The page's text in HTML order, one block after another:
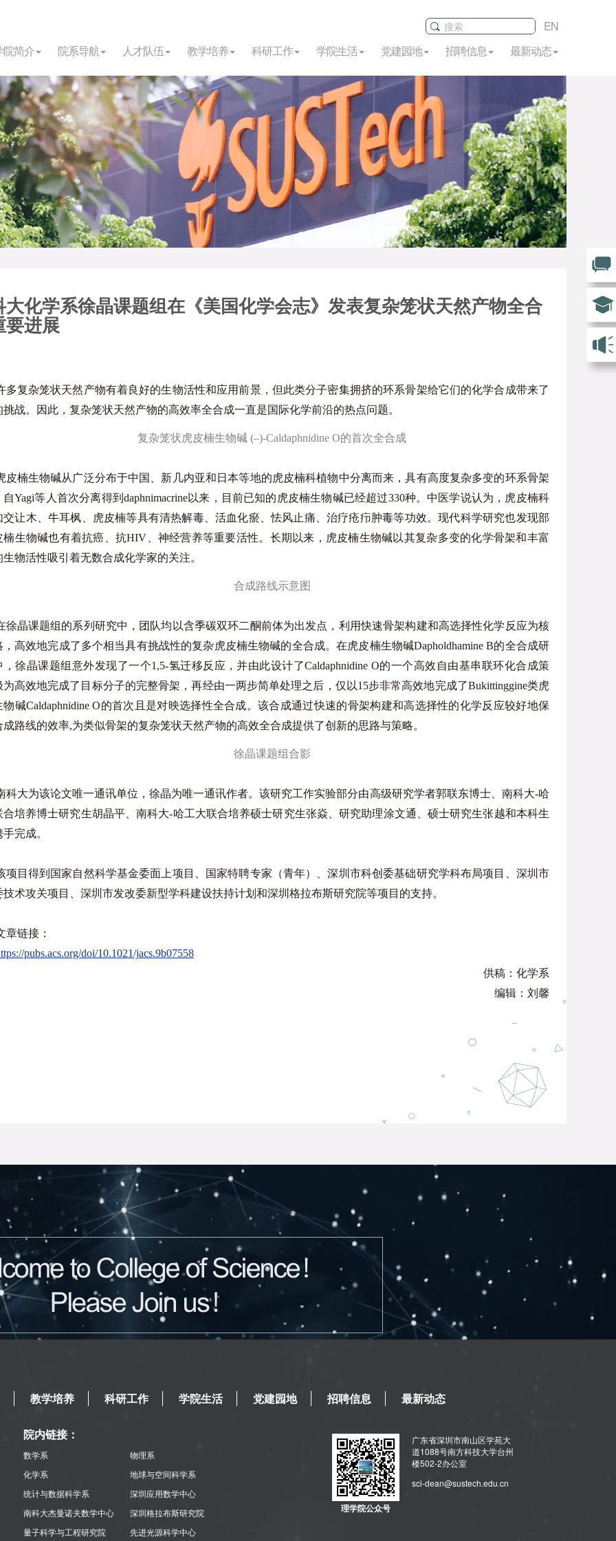
EN
院简介
院系导航 人才队伍 教学培养 科研工作 学院生活 党建园地 招聘信息 最新动态
大化学系徐晶课题组在《美国化学会志》发表复杂笼状天然产物全合
要进展
多复杂笼状天然产物有着良好的生物活性和应用前景，但此类分子密集拥挤的环系骨架给它们的化学合成带来了
挑战。因此，复杂笼状天然产物的高效率全合成一直是国际化学前沿的热点问题。
复杂笼状虎皮楠生物碱 (–)-Caldaphnidine O的首次全合成
皮楠生物碱从广泛分布于中国、新几内亚和日本等地的虎皮楠科植物中分离而来，具有高度复杂多变的环系骨架
自Yagi等人首次分离得到daphnimacrine以来，目前已知的虎皮楠生物碱已经超过330种。中医学说认为，虎皮楠科
交让木、牛耳枫、虎皮楠等具有清热解毒、活血化瘀、怯风止痛、治疗疮疖肿毒等功效。现代科学研究也发现部
楠生物碱也有着抗癌、抗HIV、神经营养等重要活性。长期以来，虎皮楠生物碱以其复杂多变的化学骨架和丰富
物活性吸引着无数合成化学家的关注。
合成路线示意图
徐晶课题组的系列研究中，团队均以含季碳双环二酮前体为出发点，利用快速骨架构建和高选择性化学反应为核
，高效地完成了多个相当具有挑战性的复杂虎皮楠生物碱的全合成。在虎皮楠生物碱Dapholdhamine B的全合成研
，徐晶课题组意外发现了一个1,5-氢迁移反应，并由此设计了Caldaphnidine O的一个高效自由基串联环化合成策
为高效地完成了目标分子的完整骨架，再经由一两步简单处理之后，仅以15步非常高效地完成了Bukittinggine类虎
物碱Caldaphnidine O的首次且是对映选择性全合成。该合成通过快速的骨架构建和高选择性的化学反应较好地保
成路线的效率,为类似骨架的复杂笼状天然产物的高效全合成提供了创新的思路与策略。
徐晶课题组合影
科大为该论文唯一通讯单位，徐晶为唯一通讯作者。该研究工作实验部分由高级研究学者郭联东博士、南科大-哈
合培养博士研究生胡晶平、南科大-哈工大联合培养硕士研究生张焱、研究助理涂文通、硕士研究生张越和本科生
完成。
项目得到国家自然科学基金委面上项目、国家特聘专家（青年）、深圳市科创委基础研究学科布局项目、深圳市
技术攻关项目、深圳市发改委新型学科建设扶持计划和深圳格拉布斯研究院等项目的支持。
章链接：
pubs.acs.org/doi/10.1021/jacs.9b07558
供稿：化学系
编辑：刘馨
教学培养 科研工作 学院生活 党建园地 招聘信息 最新动态
院内链接：
数学系
物理系
化学系
地球与空间科学系
统计与数据科学系
深圳应用数学中心
南科大杰曼诺夫数学中心
深圳格拉布斯研究院
量子科学与工程研究院
先进光源科学中心
理学院公众号
广东省深圳市南山区学苑大
道1088号南方科技大学台州
楼502-2办公室
sci-dean@sustech.edu.cn